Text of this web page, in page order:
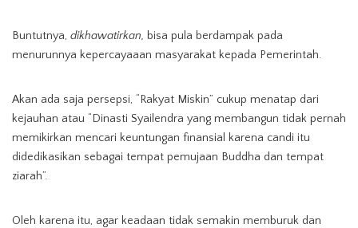
Buntutnya, dikhawatirkan, bisa pula berdampak pada
menurunnya kepercayaaan masyarakat kepada Pemerintah.
Akan ada saja persepsi, “Rakyat Miskin” cukup menatap dari
kejauhan atau “Dinasti Syailendra yang membangun tidak pernah
memikirkan mencari keuntungan finansial karena candi itu
didedikasikan sebagai tempat pemujaan Buddha dan tempat
ziarah”.
Oleh karena itu, agar keadaan tidak semakin memburuk dan